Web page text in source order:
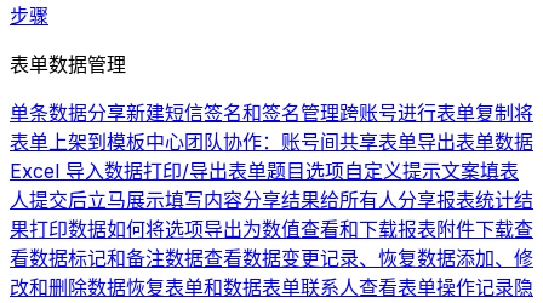
步骤
表单数据管理
单条数据分享新建短信签名和签名管理跨账号进行表单复制将
表单上架到模板中心团队协作：账号间共享表单导出表单数据
Excel 导入数据打印/导出表单题目选项自定义提示文案填表
人提交后立马展示填写内容分享结果给所有人分享报表统计结
果打印数据如何将选项导出为数值查看和下载报表附件下载查
看数据标记和备注数据查看数据变更记录、恢复数据添加、修
改和删除数据恢复表单和数据表单联系人查看表单操作记录隐